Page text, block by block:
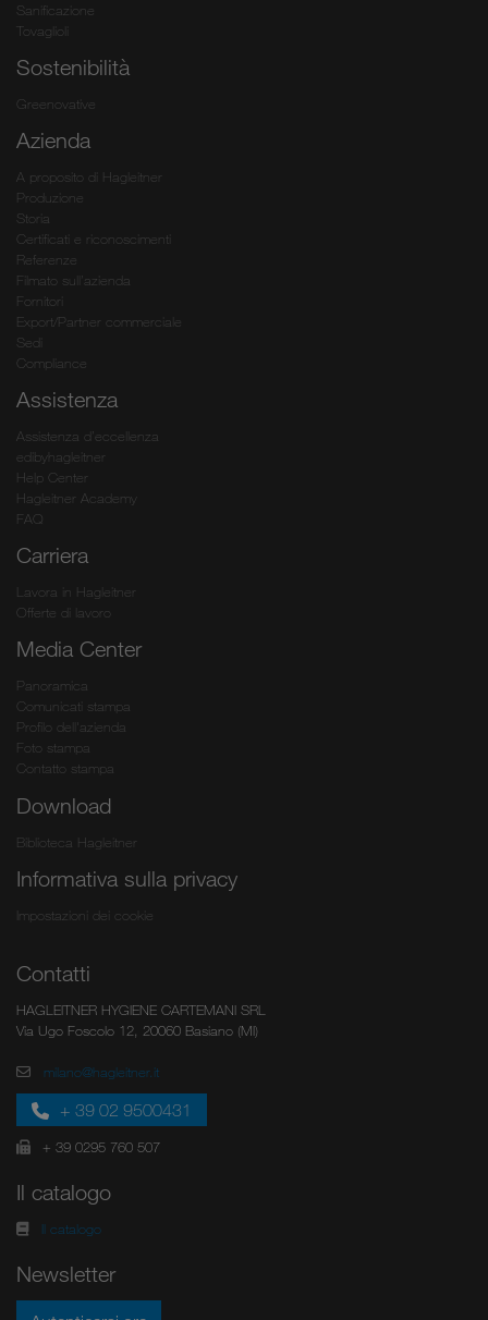
Sanificazione
Tovaglioli
Sostenibilità
Greenovative
Azienda
A proposito di Hagleitner
Produzione
Storia
Certificati e riconoscimenti
Referenze
Filmato sull’azienda
Fornitori
Export/Partner commerciale
Sedi
Compliance
Assistenza
Assistenza d’eccellenza
edibyhagleitner
Help Center
Hagleitner Academy
FAQ
Carriera
Lavora in Hagleitner
Offerte di lavoro
Media Center
Panoramica
Comunicati stampa
Profilo dell'azienda
Foto stampa
Contatto stampa
Download
Biblioteca Hagleitner
Informativa sulla privacy
Impostazioni dei cookie
Contatti
HAGLEITNER HYGIENE CARTEMANI SRL
Via Ugo Foscolo 12, 20060 Basiano (MI)
milano@hagleitner.it
+ 39 02 9500431
+ 39 0295 760 507
Il catalogo
Il catalogo
Newsletter